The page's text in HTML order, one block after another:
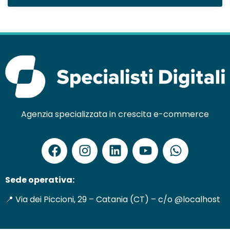
Agenzia specializzata in crescita e-commerce
Sede operativa:
📍 Via dei Piccioni, 29 – Catania (CT) – c/o @localhost